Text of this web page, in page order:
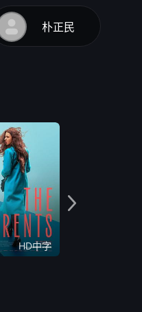
朴正民
HD中字